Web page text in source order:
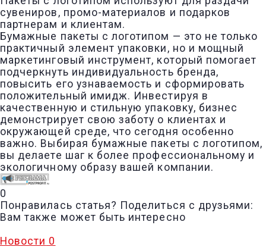
сувениров, промо-материалов и подарков
партнерам и клиентам.
Бумажные пакеты с логотипом — это не только
практичный элемент упаковки, но и мощный
маркетинговый инструмент, который помогает
подчеркнуть индивидуальность бренда,
повысить его узнаваемость и сформировать
положительный имидж. Инвестируя в
качественную и стильную упаковку, бизнес
демонстрирует свою заботу о клиентах и
окружающей среде, что сегодня особенно
важно. Выбирая бумажные пакеты с логотипом,
вы делаете шаг к более профессиональному и
экологичному образу вашей компании.
0
Понравилась статья? Поделиться с друзьями:
Вам также может быть интересно
Новости 0